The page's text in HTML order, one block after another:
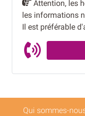
Attention, les
les informations
Il est préférable
Qui sommes-